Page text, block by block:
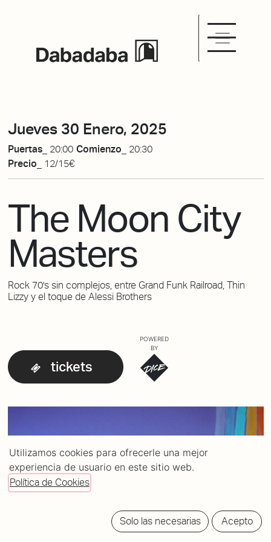
Jueves 30 Enero, 2025
Puertas_ 20:00 Comienzo_ 20:30
Precio_
12/15€
The Moon City
Masters
Rock 70's sin complejos, entre Grand Funk Railroad, Thin
Lizzy y el toque de Alessi Brothers
tickets
POWERED
BY
Utilizamos cookies para ofrecerle una mejor
experiencia de usuario en este sitio web.
Política de Cookies
Solo las necesarias Acepto